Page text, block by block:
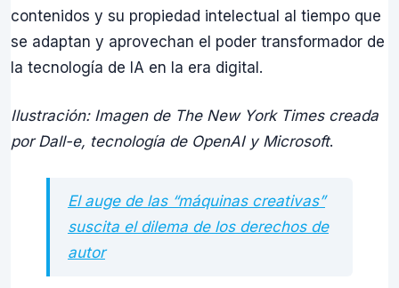
contenidos y su propiedad intelectual al tiempo que
se adaptan y aprovechan el poder transformador de
la tecnología de IA en la era digital.
Ilustración: Imagen de The New York Times creada
por Dall-e, tecnología de OpenAI y Microsoft.
El auge de las “máquinas creativas”
suscita el dilema de los derechos de
autor